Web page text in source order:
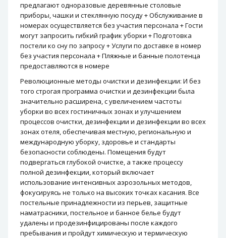
предлагают одноразовые деревянные столовые
приборы, чашки и стеклянную посуду + Обслуживание в
номерах осуществляется без участия персонала + Гости
могут запросить гибкий график уборки + Подготовка
постели ко сну по запросу + Услуги по доставке в номер
без участия персонала + Пляжные и банные полотенца
предоставляются в номере
Революционные методы очистки и дезинфекции: И без
того строгая программа очистки и дезинфекции была
значительно расширена, с увеличением частоты
уборки во всех гостиничных зонах и улучшением
процессов очистки, дезинфекции и дезинфекции во всех
зонах отеля, обеспечивая местную, региональную и
международную уборку, здоровье и стандарты
безопасности соблюдены. Помещения будут
подвергаться глубокой очистке, а также процессу
полной дезинфекции, который включает
использование интенсивных аэрозольных методов,
фокусируясь не только на высоких точках касания. Все
постельные принадлежности из перьев, защитные
наматрасники, постельное и банное белье будут
удалены и продезинфицированы после каждого
пребывания и пройдут химическую и термическую